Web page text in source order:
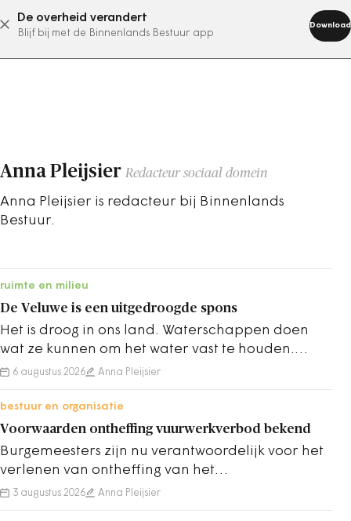
De overheid verandert
Blijf bij met de Binnenlands Bestuur app
Download
abonneer nu
Anna Pleijsier Redacteur sociaal domein
Anna Pleijsier is redacteur bij Binnenlands
Bestuur.
ruimte en milieu
De Veluwe is een uitgedroogde spons
Het is droog in ons land. Waterschappen doen
wat ze kunnen om het water vast te houden.
Maar waar liggen de grenzen van de
6 augustus 2026 Anna Pleijsier
bestuur en organisatie
Voorwaarden ontheffing vuurwerkverbod bekend
Burgemeesters zijn nu verantwoordelijk voor het
verlenen van ontheffing van het
vuurwerkverbod. Onderliggende regels zijn
3 augustus 2026 Anna Pleijsier